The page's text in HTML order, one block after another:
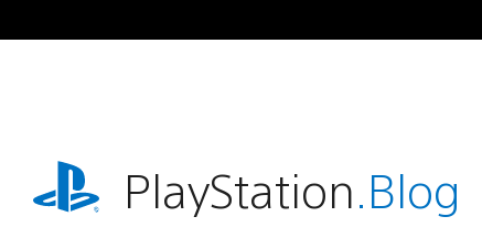
al
playstation.comPlayStation.Blog